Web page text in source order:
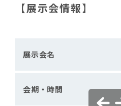
【展示会情報】
展示会名
会期・時間